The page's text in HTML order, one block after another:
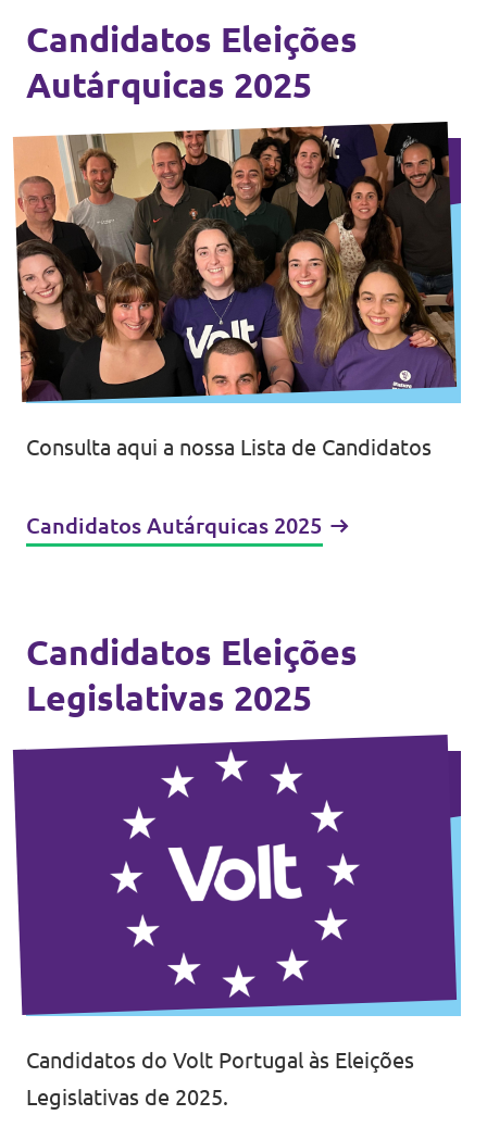
Candidatos Eleições
Autárquicas 2025
Consulta aqui a nossa Lista de Candidatos
Candidatos Autárquicas 2025
Candidatos Eleições
Legislativas 2025
Candidatos do Volt Portugal às Eleições
Legislativas de 2025.